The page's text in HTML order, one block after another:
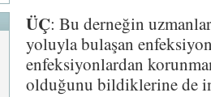
ÜÇ: Bu derneğin
yoluyla bulaşan
enfeksiyonlardan
olduğunu bildiklerine de